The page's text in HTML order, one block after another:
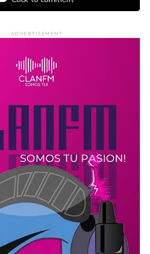
ADVERTISEMENT